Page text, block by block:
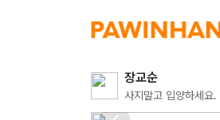
장교순
사지말고 입양하세요.